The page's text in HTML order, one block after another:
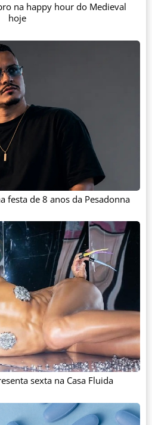
na happy hour do Medieval
hoje
festa de 8 anos da Pesadonna
sexta na Casa Fluida